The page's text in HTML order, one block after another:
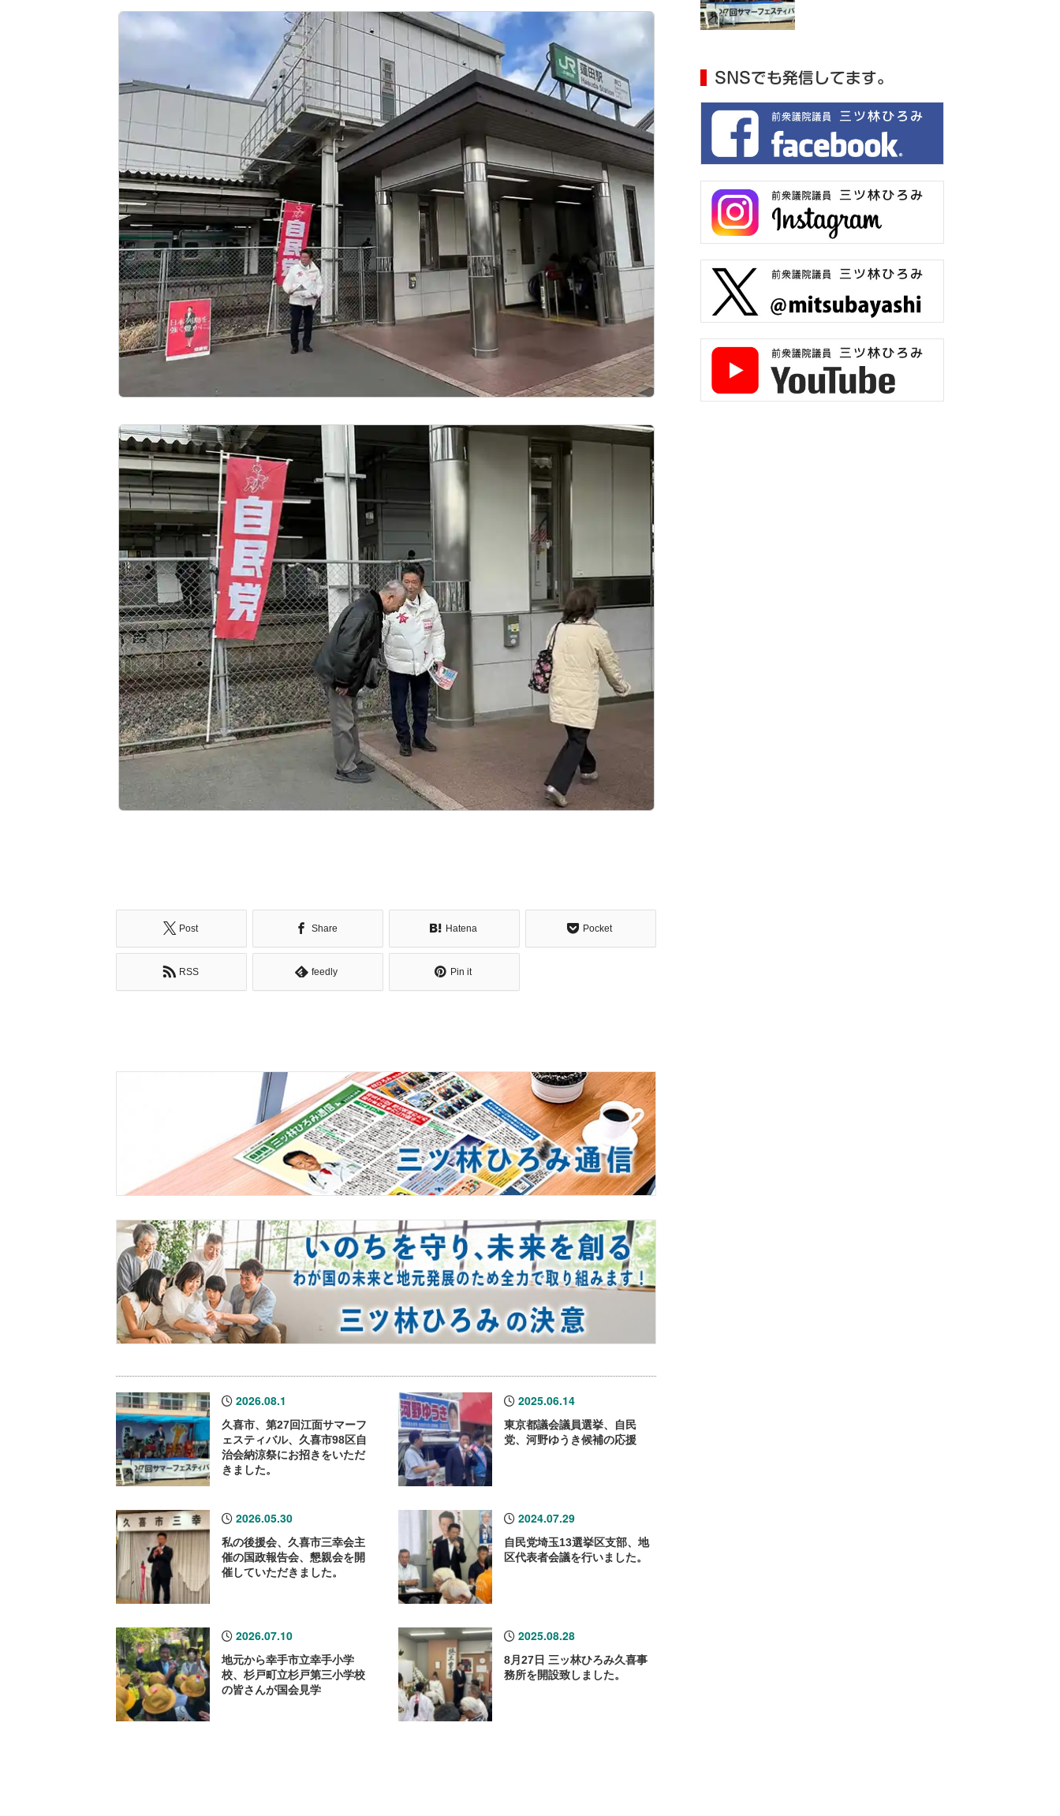
Post Share Hatena Pocket
RSS feedly Pin it
2026.08.1
久喜市、第27回江面サマーフ
ェスティバル、久喜市98区自
治会納涼祭にお招きをいただ
きました。
2025.06.14
東京都議会議員選挙、自民
党、河野ゆうき候補の応援
2026.05.30
私の後援会、久喜市三幸会主
催の国政報告会、懇親会を開
催していただきました。
2024.07.29
自民党埼玉13選挙区支部、地
区代表者会議を行いました。
2026.07.10
地元から幸手市立幸手小学
校、杉戸町立杉戸第三小学校
の皆さんが国会見学
2025.08.28
8月27日 三ッ林ひろみ久喜事
務所を開設致しました。
SNSでも発信してます。